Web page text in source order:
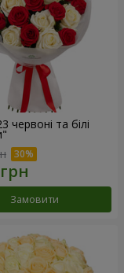
червоні та білі
Замовити